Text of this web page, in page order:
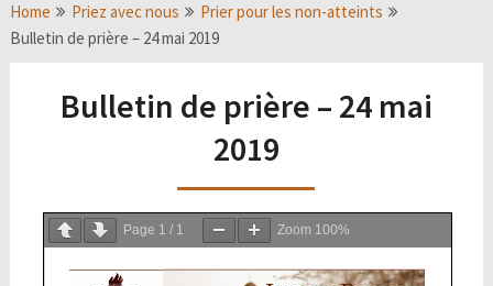
Home Priez avec nous
Prier pour les non-atteints
Bulletin de prière – 24 mai 2019
Bulletin de prière – 24 mai
2019
Page 1 / 1 Zoom 100%